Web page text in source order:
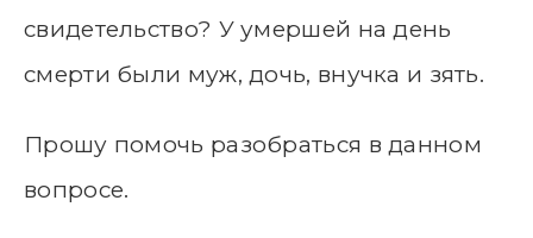
свидетельство? У умершей на день
смерти были муж, дочь, внучка и зять.
Прошу помочь разобраться в данном
вопросе.